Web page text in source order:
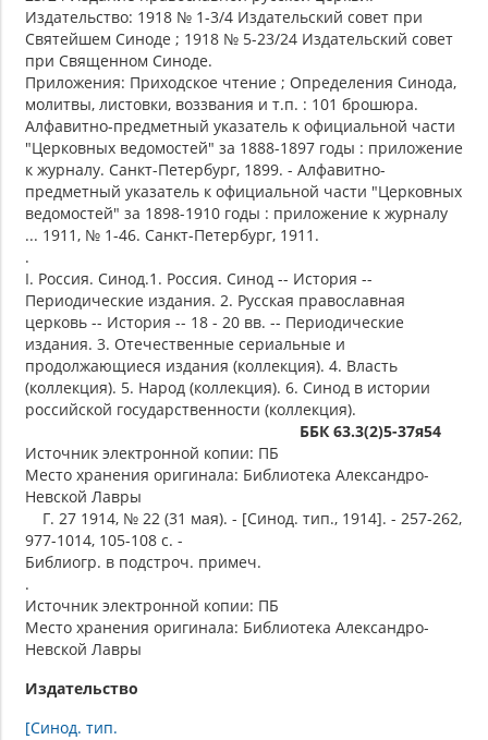
Издательство: 1918 № 1-3/4 Издательский совет при
Святейшем Синоде ; 1918 № 5-23/24 Издательский совет
при Священном Синоде.
Приложения: Приходское чтение ; Определения Синода,
молитвы, листовки, воззвания и т.п. : 101 брошюра.
Алфавитно-предметный указатель к официальной части
"Церковных ведомостей" за 1888-1897 годы : приложение
к журналу. Санкт-Петербург, 1899. - Алфавитно-
предметный указатель к официальной части "Церковных
ведомостей" за 1898-1910 годы : приложение к журналу
... 1911, № 1-46. Санкт-Петербург, 1911.
.
I. Россия. Синод.1. Россия. Синод -- История --
Периодические издания. 2. Русская православная
церковь -- История -- 18 - 20 вв. -- Периодические
издания. 3. Отечественные сериальные и
продолжающиеся издания (коллекция). 4. Власть
(коллекция). 5. Народ (коллекция). 6. Синод в истории
российской государственности (коллекция).
ББК 63.3(2)5-37я54
Источник электронной копии: ПБ
Место хранения оригинала: Библиотека Александро-
Невской Лавры
Г. 27 1914, № 22 (31 мая). - [Синод. тип., 1914]. - 257-262,
977-1014, 105-108 с. -
Библиогр. в подстроч. примеч.
.
Источник электронной копии: ПБ
Место хранения оригинала: Библиотека Александро-
Невской Лавры
Издательство
[Синод. тип.